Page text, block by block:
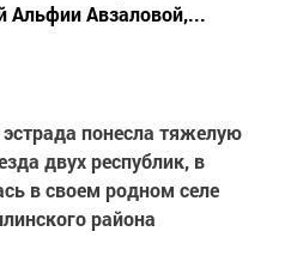
Альфии Авзаловой,...
понесла тяжелую
двух республик, в
в своем родном селе
района